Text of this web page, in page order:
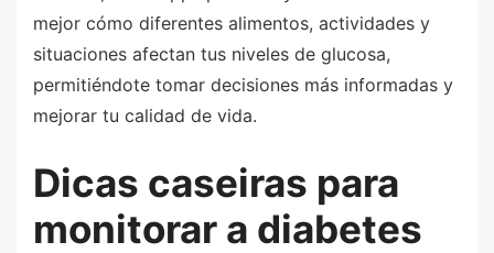
mejor cómo diferentes alimentos, actividades y
situaciones afectan tus niveles de glucosa,
permitiéndote tomar decisiones más informadas y
mejorar tu calidad de vida.
Dicas caseiras para
monitorar a diabetes